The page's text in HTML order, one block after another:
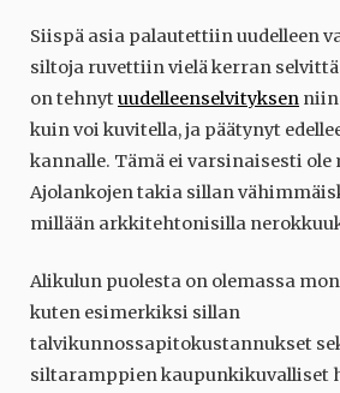
Siispä asia palautettiin uudelleen
siltoja ruvettiin vielä kerran
on tehnytuudelleenselvityksen niin
kuin voi kuvitella, ja päätynyt
kannalle. Tämä ei varsinaisesti ole
Ajolankojen takia sillan
millään arkkitehtonisilla
Alikulun puolesta on olemassa
kuten esimerkiksi sillan
talvikunnossapitokustannukset
siltaramppien kaupunkikuvalliset